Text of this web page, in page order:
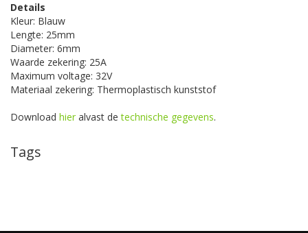
Details
Kleur: Blauw
Lengte: 25mm
Diameter: 6mm
Waarde zekering: 25A
Maximum voltage: 32V
Materiaal zekering: Thermoplastisch kunststof
Download hier alvast detechnische gegevens.
Tags